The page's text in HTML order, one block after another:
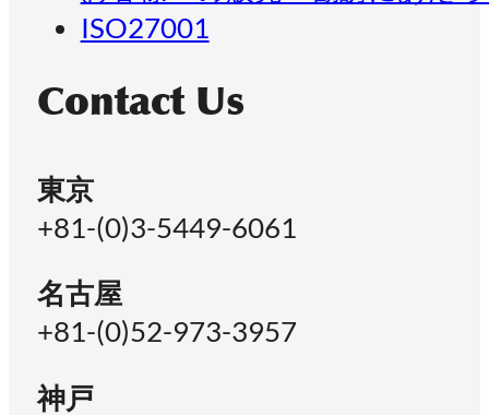
ISO27001
Contact Us
東京
+81-(0)3-5449-6061
名古屋
+81-(0)52-973-3957
神戸